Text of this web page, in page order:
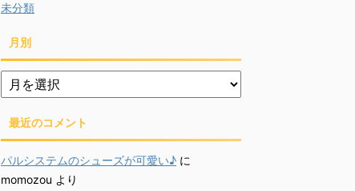
未分類
月別
月
別
最近のコメント
パルシステムのシューズが可愛い♪ に
momozou より